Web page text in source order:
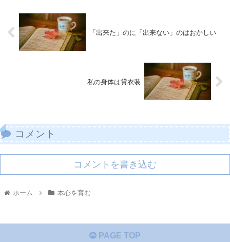
「出来た」のに「出来ない」のはおかしい
私の身体は貸衣装
コメント
コメントを書き込む
ホーム 本心を育む
PAGE TOP